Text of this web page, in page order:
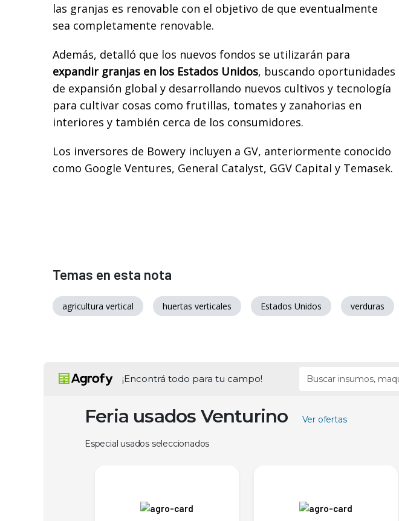
las granjas es renovable con el objetivo de que eventualmente
sea completamente renovable.
Además, detalló que los nuevos fondos se utilizarán para
expandir granjas en los Estados Unidos, buscando oportunidades
de expansión global y desarrollando nuevos cultivos y tecnología
para cultivar cosas como frutillas, tomates y zanahorias en
interiores y también cerca de los consumidores.
Los inversores de Bowery incluyen a GV, anteriormente conocido
como Google Ventures, General Catalyst, GGV Capital y Temasek.
Temas en esta nota
agricultura vertical huertas verticales Estados Unidos verduras
¡Encontrá todo para tu campo!
Feria usados Venturino Ver ofertas
Especial usados seleccionados